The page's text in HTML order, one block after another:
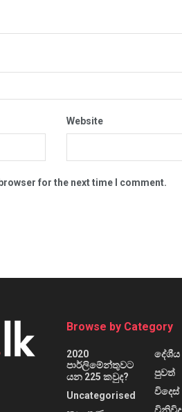
Website
for the next time I comment.
Browse by Category
2020
පාර්ලිමේන්තුවට
යන 225 කවුද?
Uncategorised
දේශීය
පුවත්
විදෙස්